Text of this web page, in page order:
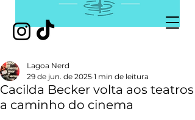
Cacilda Becker volta aos teatros
a caminho do cinema
Lagoa Nerd
29 de jun. de 2025 1 min de leitura